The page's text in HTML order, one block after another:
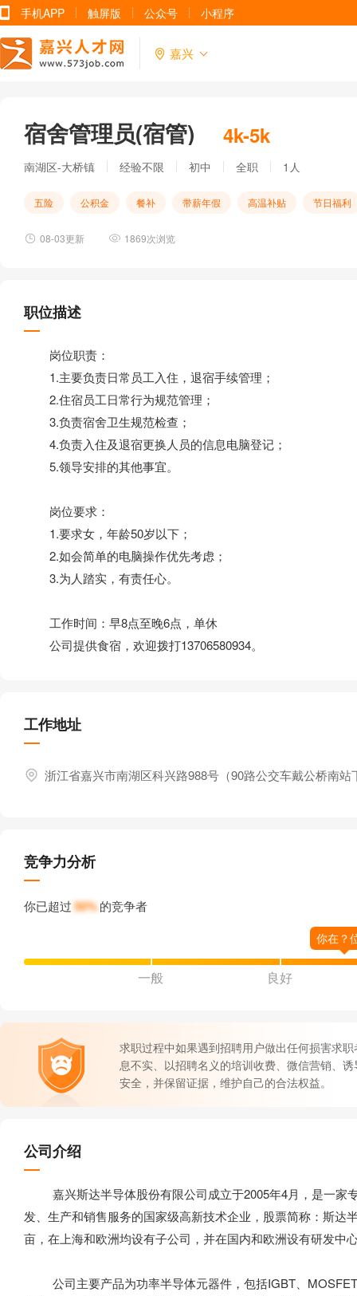
手机APP 触屏版 公众号 小程序
嘉兴
宿舍管理员(宿管) 4k-5k
南湖区-大桥镇 经验不限 初中 全职 1人
五险 公积金 餐补 带薪年假 高温补贴 节日福利
08-03更新 1869次浏览
职位描述
岗位职责：
1.主要负责日常员工入住，退宿手续管理；
2.住宿员工日常行为规范管理；
3.负责宿舍卫生规范检查；
4.负责入住及退宿更换人员的信息电脑登记；
5.领导安排的其他事宜。
岗位要求：
1.要求女，年龄50岁以下；
2.如会简单的电脑操作优先考虑；
3.为人踏实，有责任心。
工作时间：早8点至晚6点，单休
公司提供食宿，欢迎拨打13706580934。
工作地址
浙江省嘉兴市南湖区科兴路988号（90路公交车戴公桥南站
竞争力分析
你已超过50%的竞争者
一般 良好
求职过程中如果遇到招聘用户做出任何损害求
息不实、以招聘名义的培训收费、微信营销、
安全，并保留证据，维护自己的合法权益。
公司介绍
嘉兴斯达半导体股份有限公司成立于2005年4月，是一家
发、生产和销售服务的国家级高新技术企业，股票简称：斯达
亩，在上海和欧洲均设有子公司，并在国内和欧洲设有研发中
公司主要产品为功率半导体元器件，包括IGBT、